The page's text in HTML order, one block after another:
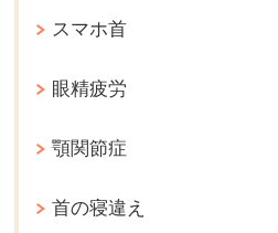
スマホ首
眼精疲労
顎関節症
首の寝違え